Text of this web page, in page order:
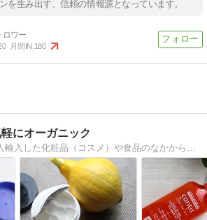
を生み出す、信頼の情報源となっています。
月間IN:180
にオーガニック
アイハーブから個人輸入した化粧品（コスメ）や食品のなかから、主におすすめ商品のご紹介をしています